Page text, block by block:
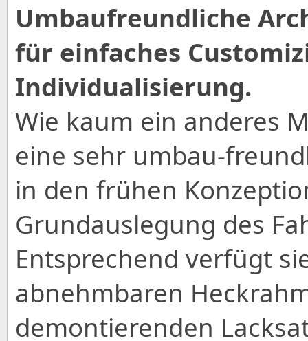
Umbaufreundliche
für einfaches
Individualisierung.
Wie kaum ein anderes
eine sehr umbau-
in den frühen
Grundauslegung des
Entsprechend verfügt
abnehmbaren
demontierenden